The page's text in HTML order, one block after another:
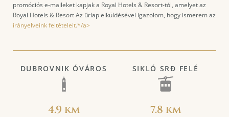
promóciós e-maileket kapjak a Royal Hotels & Resort-tól, amelyet az
Royal Hotels & Resort Az űrlap elküldésével igazolom, hogy ismerem az
irányelveink feltételeit.*/a>
DUBROVNIK ÓVÁROS
4.9 km
SIKLÓ SRĐ FELÉ
7.8 km